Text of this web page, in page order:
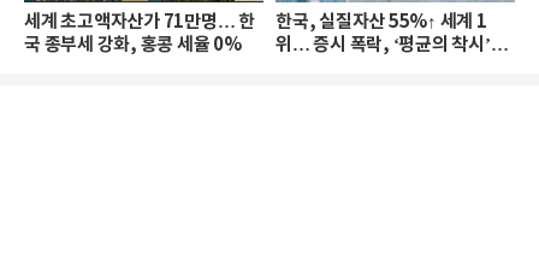
세계 초고액자산가 71만명… 한
국 종부세 강화, 홍콩 세율 0%
한국, 실질자산 55%↑ 세계 1
위… 증시 폭락, ‘평균의 착시’와